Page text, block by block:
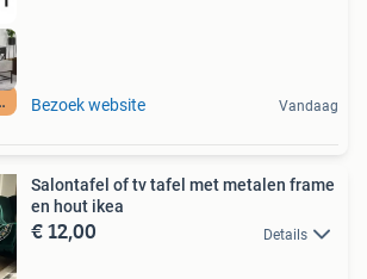
9+ Bezoek website Vandaag
Salontafel of tv tafel met metalen frame
en hout ikea
€ 12,00 Details